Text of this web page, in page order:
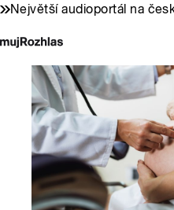
Největší audioportál na